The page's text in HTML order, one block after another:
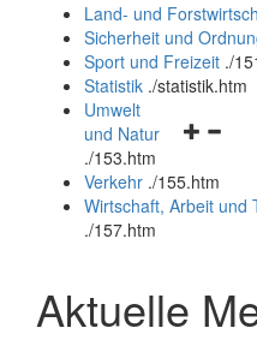
und
schließen
Land- und
Sicherheit und
Sport und Freizeit ./
Statistik ./statistik.htm
und
schließen
Umwelt
und Natur
./153.htm
Verkehr ./155.htm
Wirtschaft, Arbeit und
./157.htm
Aktuelle